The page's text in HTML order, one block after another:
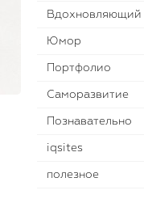
Вдохновляющий
Юмор
Портфолио
Саморазвитие
Познавательно
iqsites
полезное